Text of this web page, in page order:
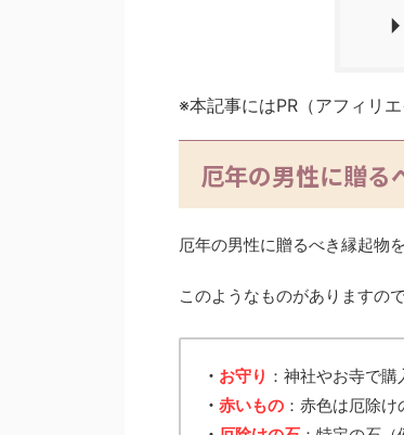
※本記事にはPR（アフィリ
厄年の男性に贈る
厄年の男性に贈るべき縁起物
このようなものがありますの
・ お守り ：神社やお寺で
・ 赤いもの ：赤色は厄除